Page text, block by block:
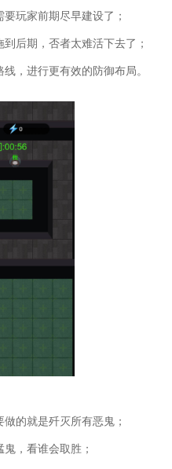
玩家前期尽早建设了；
后期，否者太难活下去了；
，进行更有效的防御布局。
的就是歼灭所有恶鬼；
，看谁会取胜；